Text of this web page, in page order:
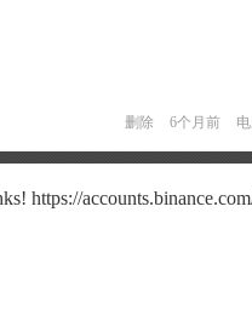
删除 6个月前
https://